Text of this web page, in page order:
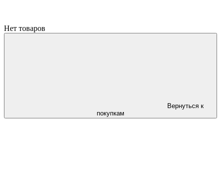
Нет товаров
Вернуться к
покупкам